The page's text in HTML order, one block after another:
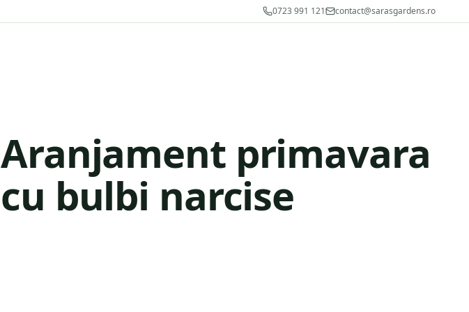
0723 991 121 contact@sarasgardens.ro
Aranjament primavara
cu bulbi narcise